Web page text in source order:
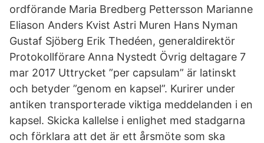
ordförande Maria Bredberg Pettersson Marianne
Eliason Anders Kvist Astri Muren Hans Nyman
Gustaf Sjöberg Erik Thedéen, generaldirektör
Protokollförare Anna Nystedt Övrig deltagare 7
mar 2017 Uttrycket ”per capsulam” är latinskt
och betyder ”genom en kapsel”. Kurirer under
antiken transporterade viktiga meddelanden i en
kapsel. Skicka kallelse i enlighet med stadgarna
och förklara att det är ett årsmöte som ska